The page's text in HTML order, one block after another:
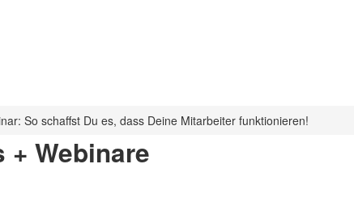
So schaffst Du es, dass Deine Mitarbeiter funktionieren!
+ Webinare